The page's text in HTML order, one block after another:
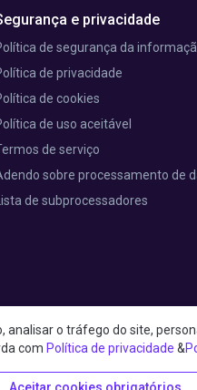
e privacidade
de segurança da
de privacidade
de cookies
de uso aceitável
de serviço
sobre processamento de
de subprocessadores
Unidos da América
o tráfego do site,
com Política de privacidade &